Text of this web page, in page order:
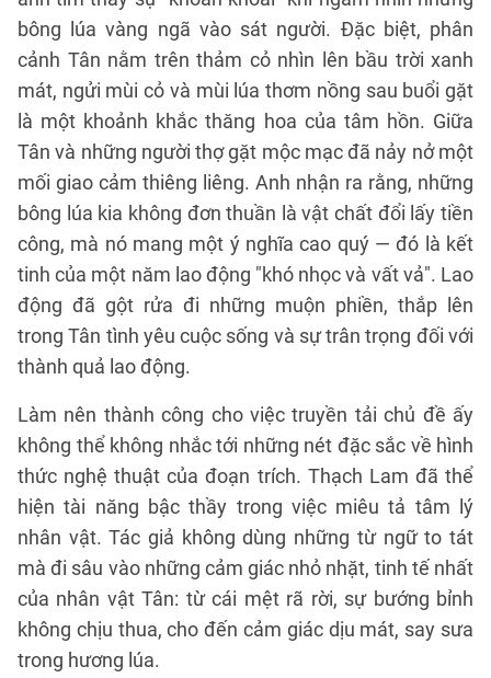
bông lúa vàng ngã vào sát người. Đặc biệt, phân
cảnh Tân nằm trên thảm cỏ nhìn lên bầu trời xanh
mát, ngửi mùi cỏ và mùi lúa thơm nồng sau buổi gặt
là một khoảnh khắc thăng hoa của tâm hồn. Giữa
Tân và những người thợ gặt mộc mạc đã nảy nở một
mối giao cảm thiêng liêng. Anh nhận ra rằng, những
bông lúa kia không đơn thuần là vật chất đổi lấy tiền
công, mà nó mang một ý nghĩa cao quý — đó là kết
tinh của một năm lao động "khó nhọc và vất vả". Lao
động đã gột rửa đi những muộn phiền, thắp lên
trong Tân tình yêu cuộc sống và sự trân trọng đối với
thành quả lao động.
Làm nên thành công cho việc truyền tải chủ đề ấy
không thể không nhắc tới những nét đặc sắc về hình
thức nghệ thuật của đoạn trích. Thạch Lam đã thể
hiện tài năng bậc thầy trong việc miêu tả tâm lý
nhân vật. Tác giả không dùng những từ ngữ to tát
mà đi sâu vào những cảm giác nhỏ nhặt, tinh tế nhất
của nhân vật Tân: từ cái mệt rã rời, sự bướng bỉnh
không chịu thua, cho đến cảm giác dịu mát, say sưa
trong hương lúa.